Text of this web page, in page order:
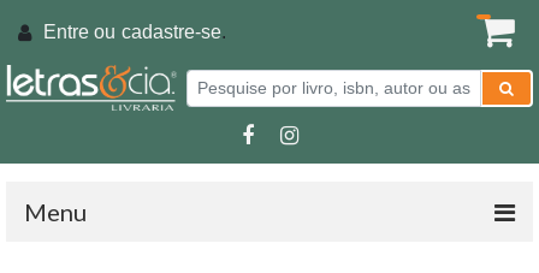
Entre ou cadastre-se.
Menu